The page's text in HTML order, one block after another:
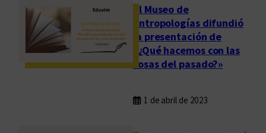
El Museo de
Antropologías difundió
la presentación de
«¿Qué hacemos con las
cosas del pasado?»
1 de abril de 2023